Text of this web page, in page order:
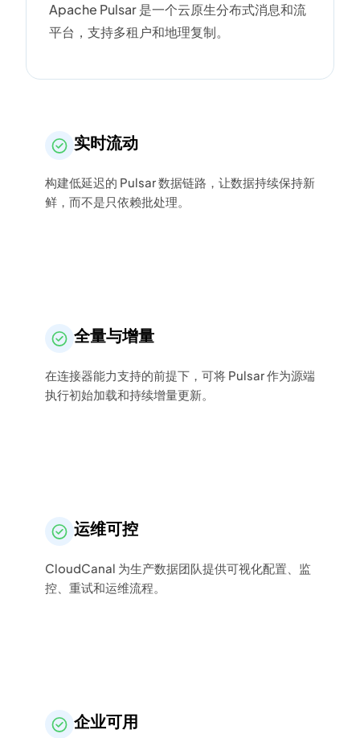
Apache Pulsar 是一个云原生分布式消息和流
平台，支持多租户和地理复制。
实时流动
构建低延迟的 Pulsar 数据链路，让数据持续保持新
鲜，而不是只依赖批处理。
全量与增量
在连接器能力支持的前提下，可将 Pulsar 作为源端
执行初始加载和持续增量更新。
运维可控
CloudCanal 为生产数据团队提供可视化配置、监
控、重试和运维流程。
企业可用